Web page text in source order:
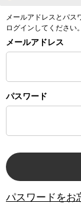
メールアドレスとパス
ログインしてください。
メールアドレス
パスワード
パスワードをお